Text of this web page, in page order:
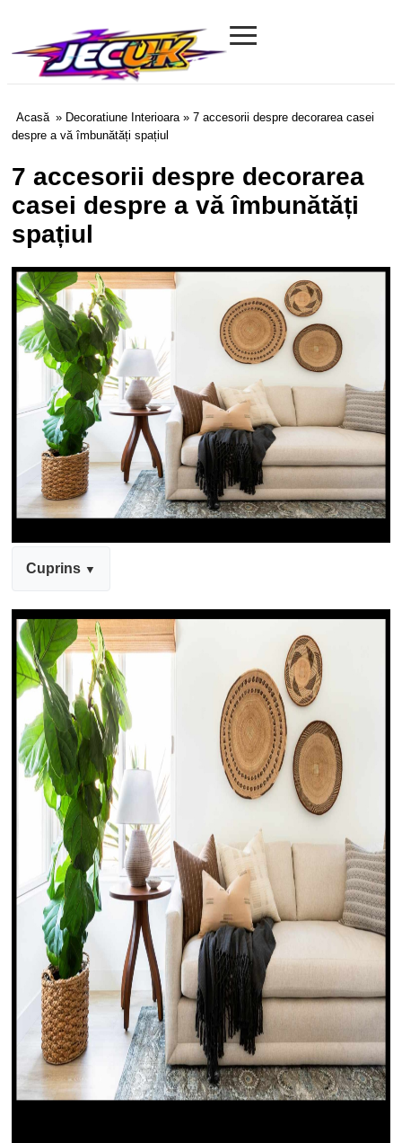
Jecuk.com
≡
Acasă » Decoratiune Interioara» 7 accesorii despre decorarea casei
despre a vă îmbunătăți spațiul
7 accesorii despre decorarea
casei despre a vă îmbunătăți
spațiul
Cuprins